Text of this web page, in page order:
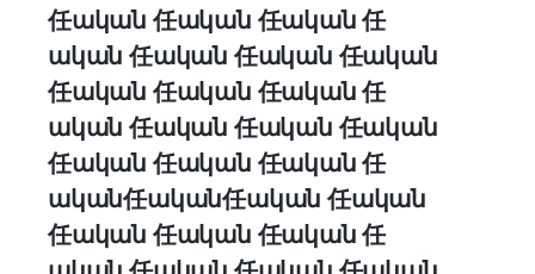
任ական 任ական 任ական 任
ական 任ական 任ական 任ական
任ական 任ական 任ական 任
ական 任ական 任ական 任ական
任ական 任ական 任ական 任
ական任ական任ական 任ական
任ական 任ական 任ական 任